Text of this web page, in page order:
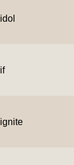
idol
if
ignite